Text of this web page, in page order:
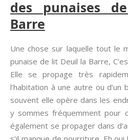
des punaises
Barre
Une chose sur laquelle tout le
punaise de lit Deuil la Barre,
Elle se propage très
l’habitation à une autre ou d’un
souvent elle opère dans les
y sommes fréquemment pour
également se propager dans